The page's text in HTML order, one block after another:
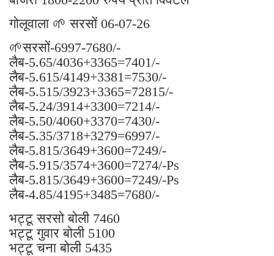
गोलूवाला 🌱 सरसों 06-07-26
🌱सरसों-6997-7680/-
लैब-5.65/4036+3365=7401/-
लैब-5.615/4149+3381=7530/-
लैब-5.515/3923+3365=72815/-
लैब-5.24/3914+3300=7214/-
लैब-5.50/4060+3370=7430/-
लैब-5.35/3718+3279=6997/-
लैब-5.815/3649+3600=7249/-
लैब-5.915/3574+3600=7274/-Ps
लैब-5.815/3649+3600=7249/-Ps
लैब-4.85/4195+3485=7680/-
भट्टू सरसो बोली 7460
भट्टू गुवार बोली 5100
भट्टू चना बोली 5435